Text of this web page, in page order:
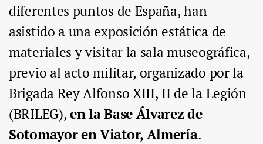
diferentes puntos de España, han
asistido a una exposición estática de
materiales y visitar la sala museográfica,
previo al acto militar, organizado por la
Brigada Rey Alfonso XIII, II de la Legión
(BRILEG),en la Base Álvarez de
Sotomayor en Viator, Almería.